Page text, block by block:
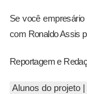
Se você
com Ronaldo Assis
Reportagem e
Alunos do projeto